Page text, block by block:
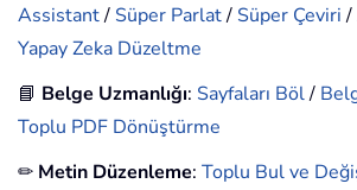
Assistant/ Süper Parlat/ Süper Çeviri/
Yapay Zeka Düzeltme
📘 Belge Uzmanlığı: Sayfaları Böl/
Toplu PDF Dönüştürme
✏ Metin Düzenleme: Toplu Bul ve